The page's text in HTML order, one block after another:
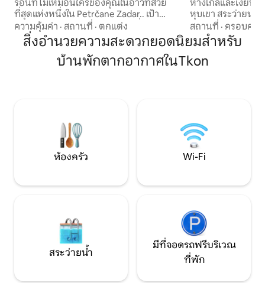
ร้อนที่ไม่เหมือนใครของคุณในอ่าวที่สวย
ที่สุดแห่งหนึ่งใน Petrčane Zadar.. เป้า
หมายของเราคือการสร้างสถานที่ให้คุณมี
ความสุขตั้งแต่ตอนที่คุณมาถึง.. มันเป็น
ความฝันและแน่นอนว่าเป็นจุดหมายปลาย
ทางที่คุณไม่ต้องการจากไป.. ความสุข
บริสุทธิ์.. ความเป็นเลิศระดับสูงสุด 200
ความหรูหราอื่นๆอีกมากมายสำหรับสูงสุด
5 คน! จองเลย!!
ความคุ้มค่า · สถานที่ · ตกแต่ง
ห่างไกลและเงียบ
หุบเขา สระว่ายน้
ถึงพฤศจิกายน สถานที่ยอดเยี่ยมสำหรับ
การพักผ่อนและเป็
สำรวจภูมิภาคและโครเอเชี
เมือง ซาดาร์อยู่ห่า
บิน 20 กม.)
สถานที่ · ครอบครัว
สิ่งอำนวยความสะดวกยอดนิยมสำหรับ
บ้านพักตากอากาศในTkon
ห้องครัว Wi-Fi
สระว่ายน้ำ
มีที่จอดรถฟรีบริเวณ
ที่พัก